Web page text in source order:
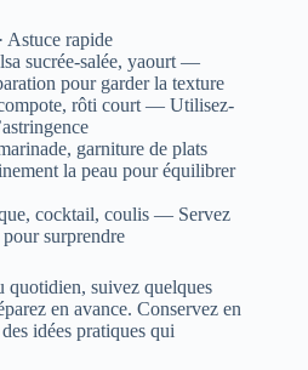
Astuce rapide
sucrée-salée, yaourt —
pour garder la texture
rôti court — Utilisez-
garniture de plats
la peau pour équilibrer
cocktail, coulis — Servez
surprendre
quotidien, suivez quelques
en avance. Conservez en
idées pratiques qui